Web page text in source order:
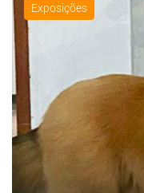
Exposições